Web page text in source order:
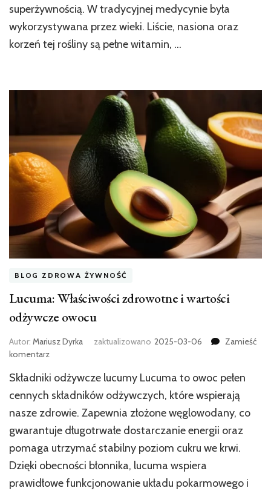
superżywnością. W tradycyjnej medycynie była
wykorzystywana przez wieki. Liście, nasiona oraz
korzeń tej rośliny są pełne witamin, …
BLOG ZDROWA ŻYWNOŚĆ
Lucuma: Właściwości zdrowotne i wartości
odżywcze owocu
Autor: Mariusz Dyrka zaktualizowano 2025-03-06
Zamieść
komentarzwe
Lucuma:
Właściwości
i
wartości
odżywcze
owocu
Składniki odżywcze lucumy Lucuma to owoc pełen
cennych składników odżywczych, które wspierają
nasze zdrowie. Zapewnia złożone węglowodany, co
gwarantuje długotrwałe dostarczanie energii oraz
pomaga utrzymać stabilny poziom cukru we krwi.
Dzięki obecności błonnika, lucuma wspiera
prawidłowe funkcjonowanie układu pokarmowego i